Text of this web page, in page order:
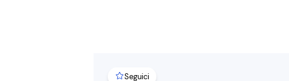
Seguici